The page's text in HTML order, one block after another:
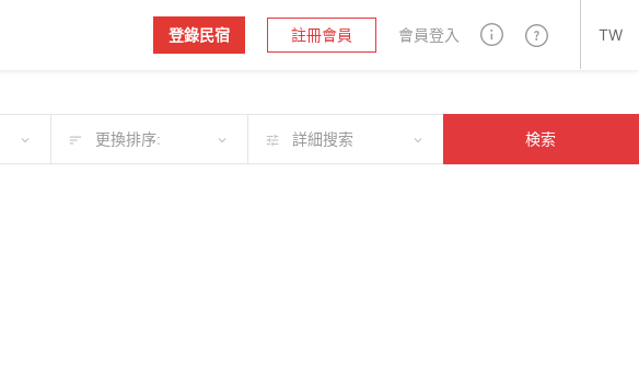
登錄民宿 註冊會員 會員登入 TW
更換排序: 詳細搜索 検索